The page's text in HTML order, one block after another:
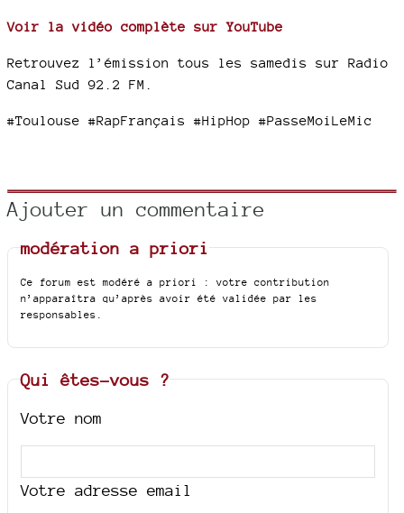
Voir la vidéo complète sur YouTube
Retrouvez l’émission tous les samedis sur Radio
Canal Sud 92.2 FM.
#Toulouse #RapFrançais #HipHop #PasseMoiLeMic
Ajouter un commentaire
modération a priori
Ce forum est modéré a priori : votre contribution
n’apparaîtra qu’après avoir été validée par les
responsables.
Qui êtes-vous ?
Votre nom
Votre adresse email